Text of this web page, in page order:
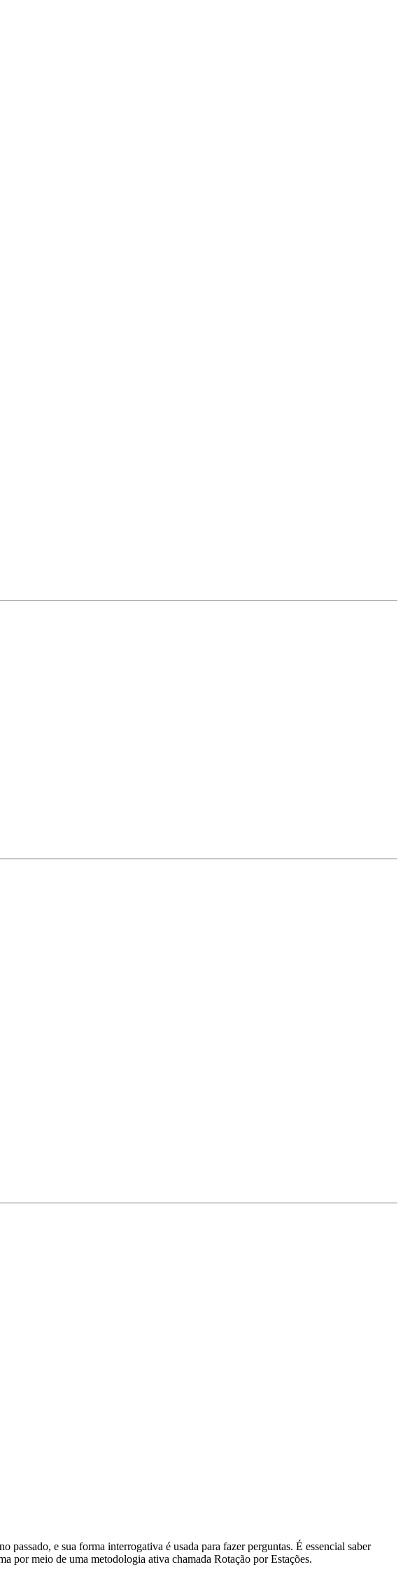
e sua forma interrogativa é usada para fazer perguntas. É essencial saber
por meio de uma metodologia ativa chamada Rotação por Estações.